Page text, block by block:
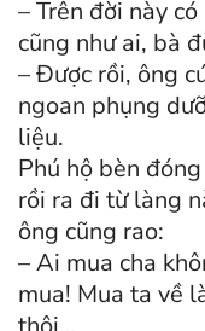
– Trên đời này
cũng như ai, bà
– Được rồi, ông
ngoan phụng
liệu.
Phú hộ bèn
rồi ra đi từ làng
ông cũng rao:
– Ai mua cha
mua! Mua ta về